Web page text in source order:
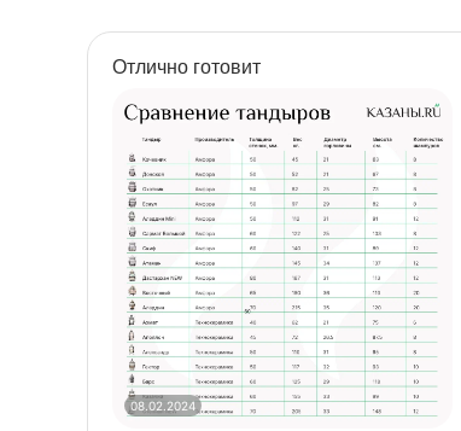
Отлично готовит
08.02.2024